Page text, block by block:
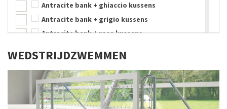
PVC
Rubber
RVS 304, wit gecoat
Silicone
Staal
Sticker
Antracite bank + ghiaccio kussens
Antracite bank + grigio kussens
Antracite bank + rosa kussens
Assortimentskleuren
Beige
Blauw
Blauw/Roze
WEDSTRIJD­ZWEMMEN